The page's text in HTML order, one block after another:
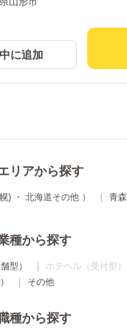
に追加
リアから探す
) ・ 北海道その他 ） 青
種から探す
型） ホテヘル（受付型）
その他
種から探す